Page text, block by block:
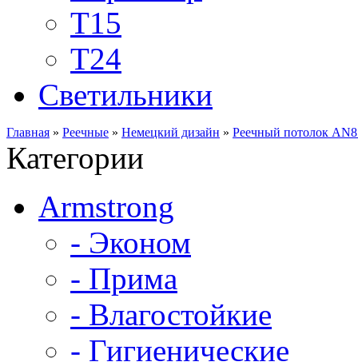
Т15
Т24
Светильники
Главная » Реечные » Немецкий дизайн » Реечный потолок
Категории
Armstrong
- Эконом
- Прима
- Влагостойкие
- Гигиенические